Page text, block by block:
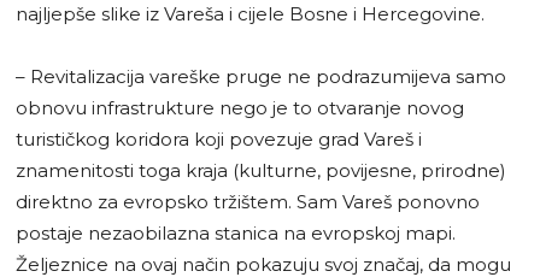
najljepše slike iz Vareša i cijele Bosne i Hercegovine.
– Revitalizacija vareške pruge ne podrazumijeva samo
obnovu infrastrukture nego je to otvaranje novog
turističkog koridora koji povezuje grad Vareš i
znamenitosti toga kraja (kulturne, povijesne, prirodne)
direktno za evropsko tržištem. Sam Vareš ponovno
postaje nezaobilazna stanica na evropskoj mapi.
Željeznice na ovaj način pokazuju svoj značaj, da mogu